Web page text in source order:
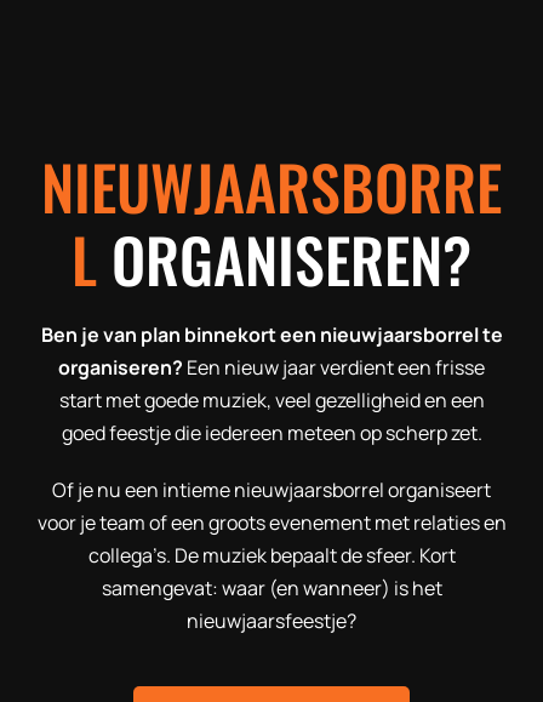
NIEUWJAARSBORRE
LORGANISEREN?
Ben je van plan binnekort een nieuwjaarsborrel te
organiseren? Een nieuw jaar verdient een frisse
start met goede muziek, veel gezelligheid en een
goed feestje die iedereen meteen op scherp zet.
Of je nu een intieme nieuwjaarsborrel organiseert
voor je team of een groots evenement met relaties en
collega’s. De muziek bepaalt de sfeer. Kort
samengevat: waar (en wanneer) is het
nieuwjaarsfeestje?